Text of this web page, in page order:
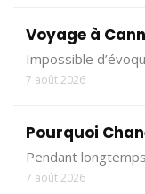
Voyage à
Impossible
7 août 2026
Pourquoi
Pendant
7 août 2026